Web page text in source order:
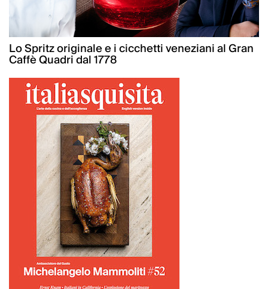
Lo Spritz originale e i cicchetti veneziani al Gran
Caffè Quadri dal 1778